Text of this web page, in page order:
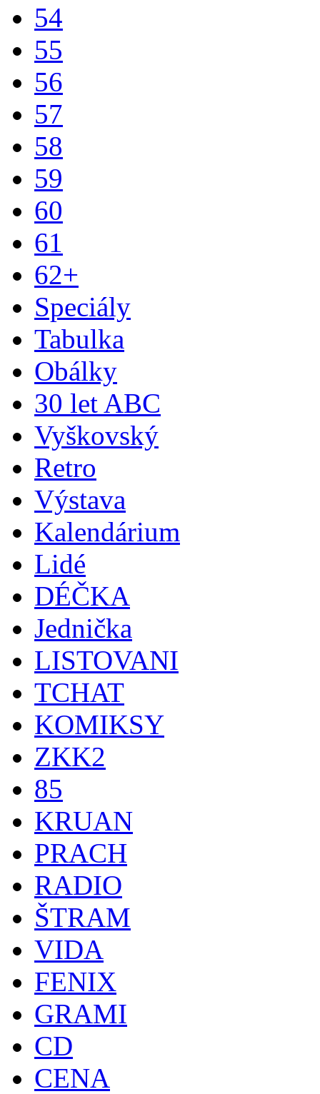
54
55
56
57
58
59
60
61
62+
Speciály
Tabulka
Obálky
30 let ABC
Vyškovský
Retro
Výstava
Kalendárium
Lidé
DÉČKA
Jednička
LISTOVANI
TCHAT
KOMIKSY
ZKK2
85
KRUAN
PRACH
RADIO
ŠTRAM
VIDA
FENIX
GRAMI
CD
CENA